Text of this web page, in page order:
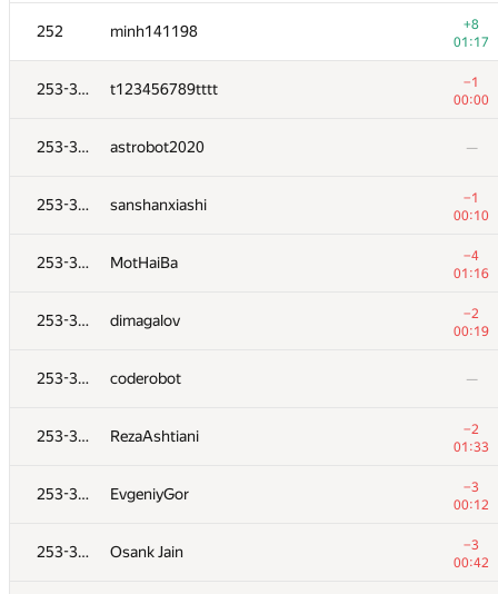
252 minh141198
+8
01:17
253-356 t123456789tttt
−1
00:00
253-356 astrobot2020 —
253-356 sanshanxiashi
−1
00:10
253-356 MotHaiBa
−4
01:16
253-356 dimagalov
−2
00:19
253-356 coderobot —
253-356 RezaAshtiani
−2
01:33
253-356 EvgeniyGor
−3
00:12
253-356 Osank Jain
−3
00:42